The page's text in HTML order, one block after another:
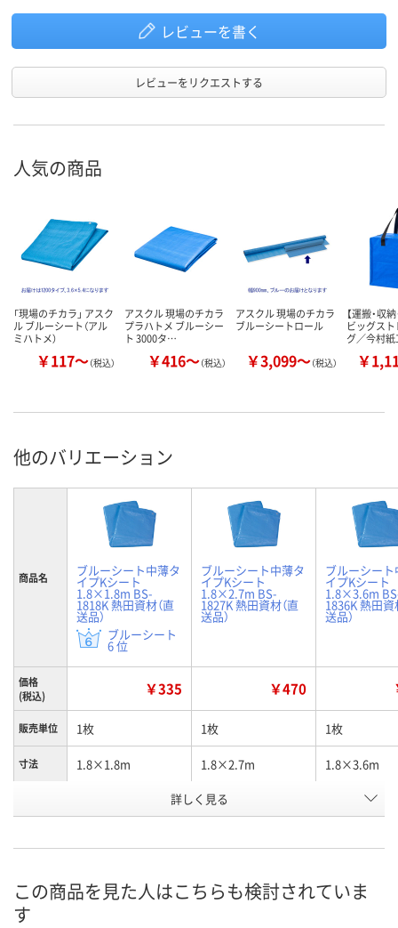
レビューを書く
レビューをリクエストする
人気の商品
「現場のチカラ」 アスク
ル ブルーシート（アル
ミハトメ）
￥117～（税込）
アスクル 現場のチカラ
プラハトメ ブルーシー
ト 3000タ…
￥416～（税込）
アスクル 現場のチカラ
ブルーシートロール
￥3,099～（税込）
【運搬・収
ビッグス
グ／今村紙
￥
他のバリエーション
商品名 ブルーシート中薄タ
イプKシート
1.8×1.8m BS-
1818K 熱田資材（直
送品）
ブルーシート
6 位
ブルーシート中薄タ
イプKシート
1.8×2.7m BS-
1827K 熱田資材（直
送品）
ブルーシー
イプKシート
1.8×3.6m
1836K 熱田資
送品）
価格
(税込)
￥335 ￥470
販売単位 1枚 1枚 1枚
寸法 1.8×1.8m 1.8×2.7m 1.8×3.6m
P195676 P195677
詳しく見る
この商品を見た人はこちらも検討されていま
す